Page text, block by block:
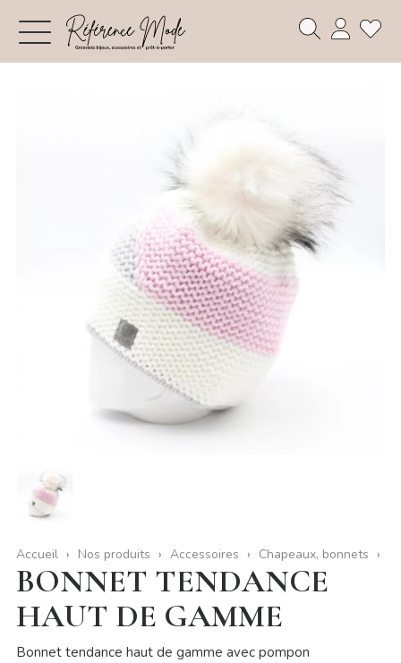
Accueil Nos produits Accessoires Chapeaux, bonnets
BONNET TENDANCE
HAUT DE GAMME
Bonnet tendance haut de gamme avec pompon